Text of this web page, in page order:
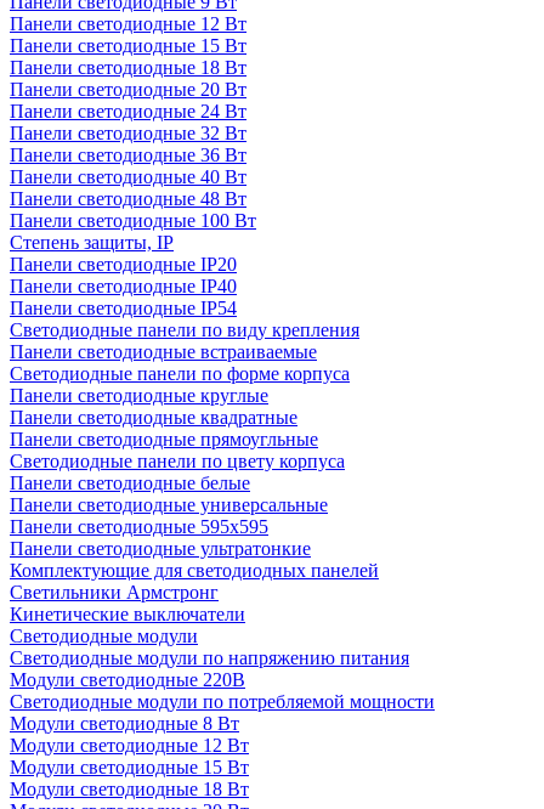
Панели светодиодные 12 Вт
Панели светодиодные 15 Вт
Панели светодиодные 18 Вт
Панели светодиодные 20 Вт
Панели светодиодные 24 Вт
Панели светодиодные 32 Вт
Панели светодиодные 36 Вт
Панели светодиодные 40 Вт
Панели светодиодные 48 Вт
Панели светодиодные 100 Вт
Степень защиты, IP
Панели светодиодные IP20
Панели светодиодные IP40
Панели светодиодные IP54
Светодиодные панели по виду крепления
Панели светодиодные встраиваемые
Светодиодные панели по форме корпуса
Панели светодиодные круглые
Панели светодиодные квадратные
Панели светодиодные прямоугльные
Светодиодные панели по цвету корпуса
Панели светодиодные белые
Панели светодиодные универсальные
Панели светодиодные 595х595
Панели светодиодные ультратонкие
Комплектующие для светодиодных панелей
Светильники Армстронг
Кинетические выключатели
Светодиодные модули
Светодиодные модули по напряжению питания
Модули светодиодные 220В
Светодиодные модули по потребляемой мощности
Модули светодиодные 8 Вт
Модули светодиодные 12 Вт
Модули светодиодные 15 Вт
Модули светодиодные 18 Вт